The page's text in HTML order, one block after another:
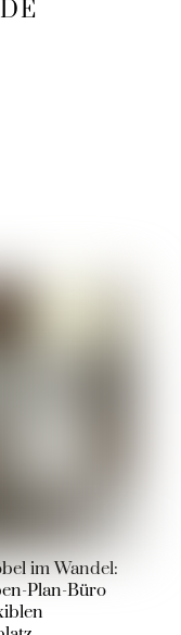
im Wandel:
Plan-Büro